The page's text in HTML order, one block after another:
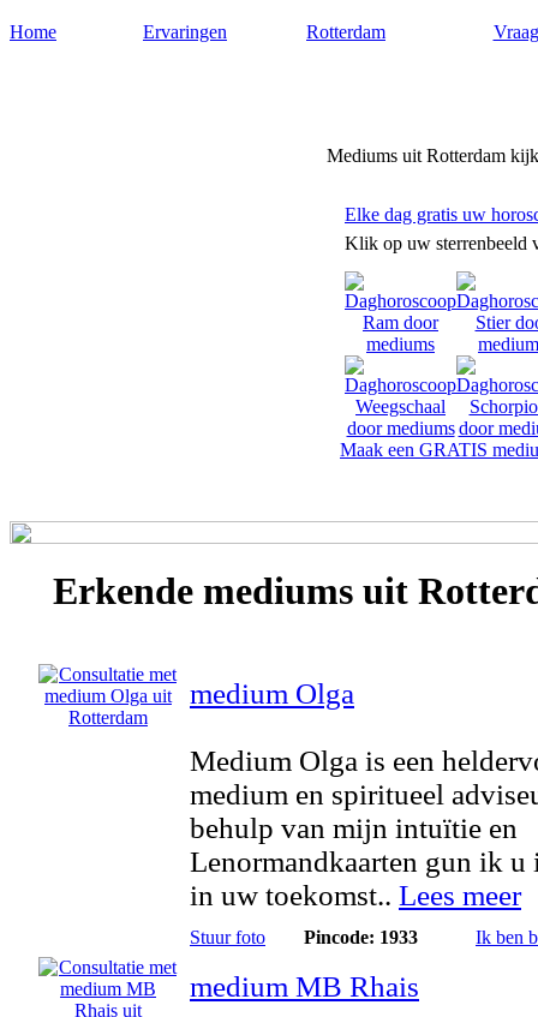
Home Ervaringen Rotterdam
Mediums uit Rotterdam
Elke dag gratis uw
Klik op uw sterrenbeeld
Maak een GRATIS
Erkende mediums uit
medium Olga
Medium Olga is een
medium en spiritueel
behulp van mijn intuïtie en
Lenormandkaarten gun ik u
in uw toekomst.. Lees meer
Stuur foto Pincode: 1933 Ik ben
medium MB Rhais